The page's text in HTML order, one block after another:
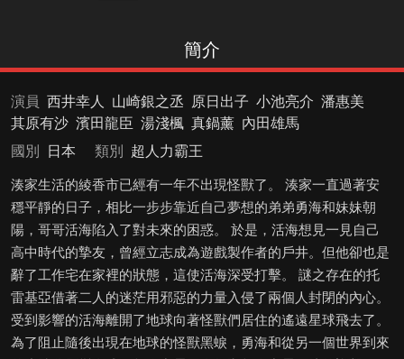
簡介
演員 西井幸人 山崎銀之丞 原日出子 小池亮介 潘惠美
其原有沙 濱田龍臣 湯淺楓 真鍋薰 內田雄馬
國別
日本 類別 超人力霸王
湊家生活的綾香市已經有一年不出現怪獸了。 湊家一直過著安
穩平靜的日子，相比一步步靠近自己夢想的弟弟勇海和妹妹朝
陽，哥哥活海陷入了對未來的困惑。 於是，活海想見一見自己
高中時代的摯友，曾經立志成為遊戲製作者的戶井。但他卻也是
辭了工作宅在家裡的狀態，這使活海深受打擊。 謎之存在的托
雷基亞借著二人的迷茫用邪惡的力量入侵了兩個人封閉的內心。
受到影響的活海離開了地球向著怪獸們居住的遙遠星球飛去了。
為了阻止隨後出現在地球的怪獸黑蜧，勇海和從另一個世界到來